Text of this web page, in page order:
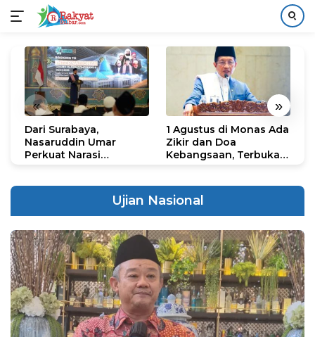
konten
« »
Dari Surabaya,
Nasaruddin Umar
Perkuat Narasi
1 Agustus di Monas Ada
Zikir dan Doa
Kebangsaan, Terbuka
Ujian Nasional